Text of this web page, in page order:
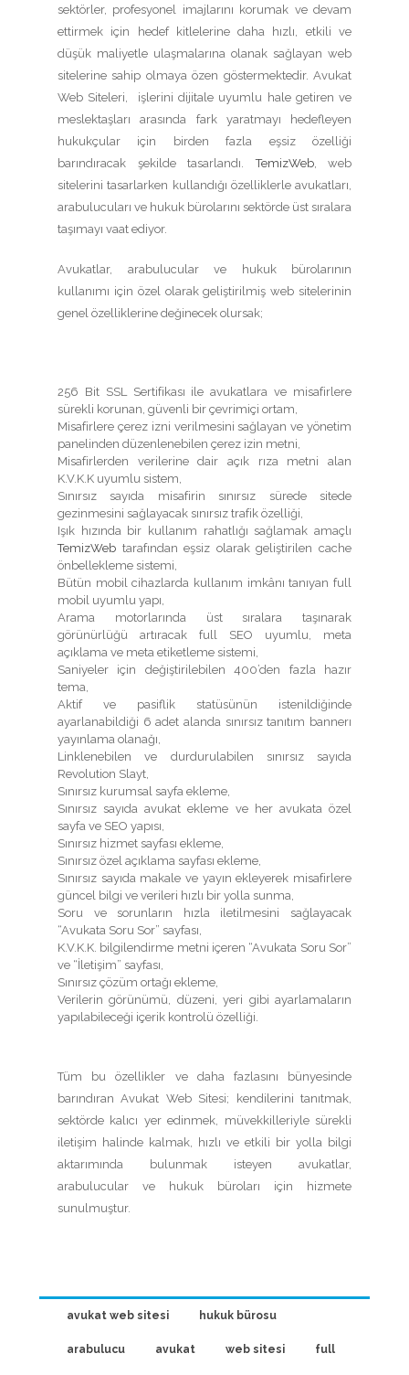
sektörler, profesyonel imajlarını korumak ve devam
ettirmek için hedef kitlelerine daha hızlı, etkili ve
düşük maliyetle ulaşmalarına olanak sağlayan web
sitelerine sahip olmaya özen göstermektedir. Avukat
Web Siteleri, işlerini dijitale uyumlu hale getiren ve
meslektaşları arasında fark yaratmayı hedefleyen
hukukçular için birden fazla eşsiz özelliği
barındıracak şekilde tasarlandı.TemizWeb, web
sitelerini tasarlarken kullandığı özelliklerle avukatları,
arabulucuları ve hukuk bürolarını sektörde üst sıralara
taşımayı vaat ediyor.
Avukatlar, arabulucular ve hukuk bürolarının
kullanımı için özel olarak geliştirilmiş web sitelerinin
genel özelliklerine değinecek olursak;
256 Bit SSL Sertifikası ile avukatlara ve misafirlere
sürekli korunan, güvenli bir çevrimiçi ortam,
Misafirlere çerez izni verilmesini sağlayan ve yönetim
panelinden düzenlenebilen çerez izin metni,
Misafirlerden verilerine dair açık rıza metni alan
K.V.K.K uyumlu sistem,
Sınırsız sayıda misafirin sınırsız sürede sitede
gezinmesini sağlayacak sınırsız trafik özelliği,
Işık hızında bir kullanım rahatlığı sağlamak amaçlı
TemizWeb tarafından eşsiz olarak geliştirilen cache
önbellekleme sistemi,
Bütün mobil cihazlarda kullanım imkânı tanıyan full
mobil uyumlu yapı,
Arama motorlarında üst sıralara taşınarak
görünürlüğü artıracak full SEO uyumlu, meta
açıklama ve meta etiketleme sistemi,
Saniyeler için değiştirilebilen 400’den fazla hazır
tema,
Aktif ve pasiflik statüsünün istenildiğinde
ayarlanabildiği 6 adet alanda sınırsız tanıtım bannerı
yayınlama olanağı,
Linklenebilen ve durdurulabilen sınırsız sayıda
Revolution Slayt,
Sınırsız kurumsal sayfa ekleme,
Sınırsız sayıda avukat ekleme ve her avukata özel
sayfa ve SEO yapısı,
Sınırsız hizmet sayfası ekleme,
Sınırsız özel açıklama sayfası ekleme,
Sınırsız sayıda makale ve yayın ekleyerek misafirlere
güncel bilgi ve verileri hızlı bir yolla sunma,
Soru ve sorunların hızla iletilmesini sağlayacak
“Avukata Soru Sor” sayfası,
K.V.K.K. bilgilendirme metni içeren “Avukata Soru Sor”
ve “İletişim” sayfası,
Sınırsız çözüm ortağı ekleme,
Verilerin görünümü, düzeni, yeri gibi ayarlamaların
yapılabileceği içerik kontrolü özelliği.
Tüm bu özellikler ve daha fazlasını bünyesinde
barındıran Avukat Web Sitesi; kendilerini tanıtmak,
sektörde kalıcı yer edinmek, müvekkilleriyle sürekli
iletişim halinde kalmak, hızlı ve etkili bir yolla bilgi
aktarımında bulunmak isteyen avukatlar,
arabulucular ve hukuk büroları için hizmete
sunulmuştur.
avukat web sitesi hukuk bürosu
arabulucu avukat web sitesi full